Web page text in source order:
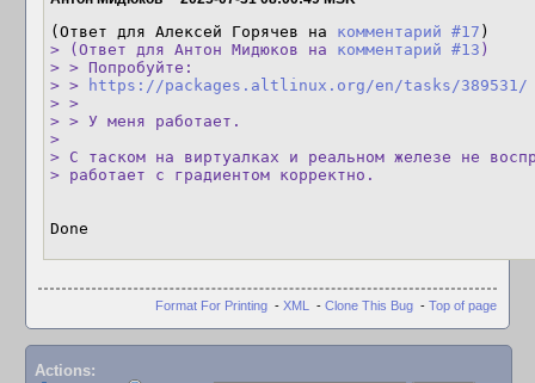
(Ответ для Алексей Горячев на комментарий #17
> (Ответ для Антон Мидюков на комментарий #13 )
> > Попробуйте:
> >
https://packages.altlinux.org/en/tasks/389531/
> >
> > У меня работает.
>
> С таском на виртуалках и реальном железе не
> работает с градиентом корректно.
Done
Format For Printing - XML - Clone This Bug - Top of page
Actions: